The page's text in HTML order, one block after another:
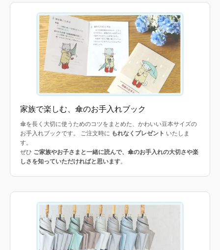
家族で楽しむ、傘のお手入れブック
傘を長く大切に使うためのコツをまとめた、かわいい豆本サイズの
お手入れブックです。 ご注文時に もれなくプレゼント いたしま
す。
ぜひ ご家族やお子さまと一緒に読んで、傘のお手入れの大切さや楽
しさを知っていただければと思います。